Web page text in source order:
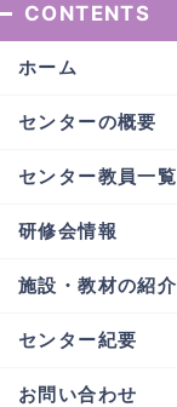
CONTENTS
ホーム
センターの概要
センター教員一覧
研修会情報
施設・教材の紹介
センター紀要
お問い合わせ